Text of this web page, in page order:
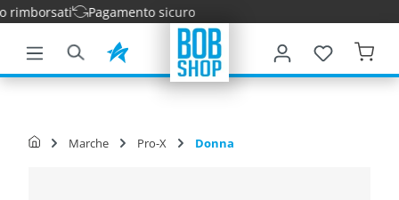
principale
Pagamento sicuro
Marche Pro-X Donna